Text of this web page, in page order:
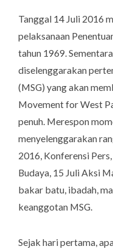
Tanggal 14 Juli 2016
pelaksanaan
tahun 1969.
diselenggarakan
(MSG) yang akan
Movement for West
penuh. Merespon
menyelenggarakan
2016, Konferensi
Budaya, 15 Juli Aksi
bakar batu, ibadah,
keanggotan MSG.
Sejak hari pertama,